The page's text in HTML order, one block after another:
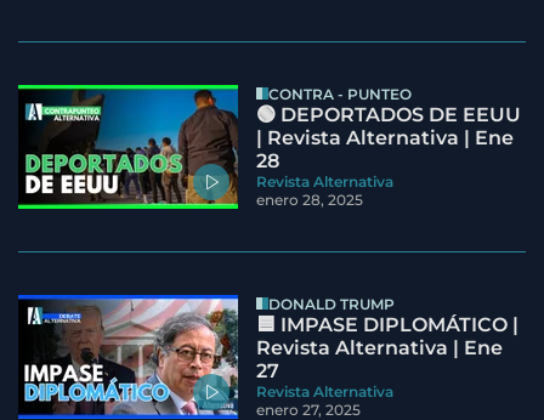
CONTRA - PUNTEO
🟢 DEPORTADOS DE EEUU
| Revista Alternativa | Ene
28
Revista Alternativa
enero 28, 2025
DONALD TRUMP
🟦 IMPASE DIPLOMÁTICO |
Revista Alternativa | Ene
27
Revista Alternativa
enero 27, 2025